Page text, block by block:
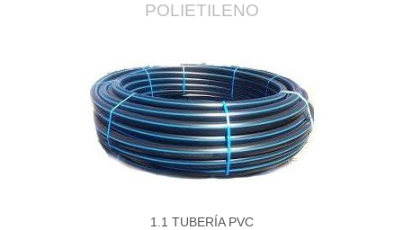
POLIETILENO
1.1 TUBERÍA PVC